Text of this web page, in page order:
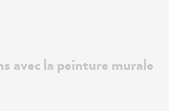
avec la peinture murale